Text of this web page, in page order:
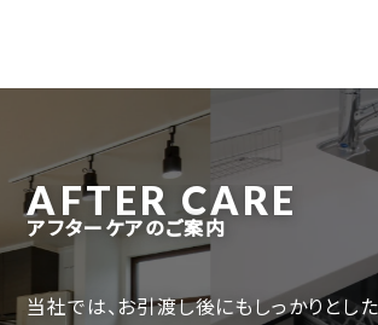
アフターケアのご案内
AFTER CARE
当社では、お引渡し後にもしっかりとし